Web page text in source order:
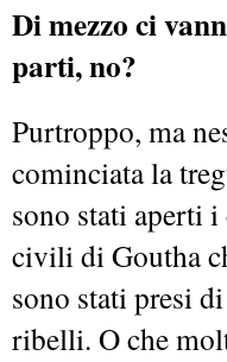
Di mezzo ci
parti, no?
Purtroppo, ma
cominciata la
sono stati aperti
civili di Goutha
sono stati presi
ribelli. O che